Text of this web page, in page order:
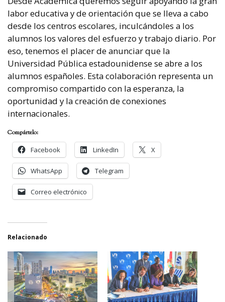
labor educativa y de orientación que se lleva a cabo
desde los centros escolares, inculcándoles a los
alumnos los valores del esfuerzo y trabajo diario. Por
eso, tenemos el placer de anunciar que la
Universidad Pública estadounidense se abre a los
alumnos españoles. Esta colaboración representa un
compromiso compartido con la esperanza, la
oportunidad y la creación de conexiones
internacionales.
Compártelo:
Facebook
LinkedIn X
WhatsApp Telegram
Correo electrónico
Relacionado